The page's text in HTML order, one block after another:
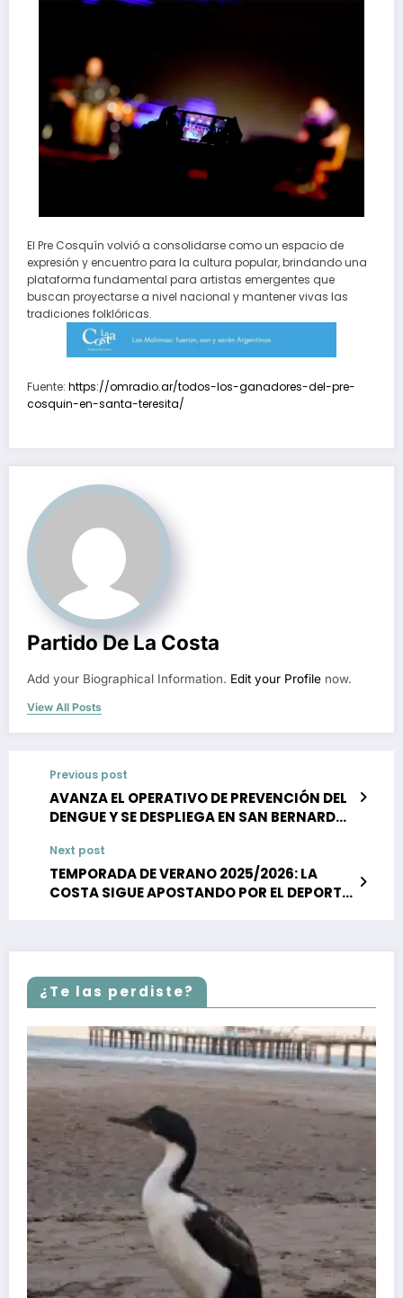
El Pre Cosquín volvió a consolidarse como un espacio de
expresión y encuentro para la cultura popular, brindando una
plataforma fundamental para artistas emergentes que
buscan proyectarse a nivel nacional y mantener vivas las
tradiciones folklóricas.
Fuente: https://omradio.ar/todos-los-ganadores-del-pre-
cosquin-en-santa-teresita/
Partido De La Costa
Add your Biographical Information. Edit your Profile now.
View All Posts
Previous post
AVANZA EL OPERATIVO DE PREVENCIÓN DEL
DENGUE Y SE DESPLIEGA EN SAN BERNARDO
Next post
TEMPORADA DE VERANO 2025/2026: LA
COSTA SIGUE APOSTANDO POR EL DEPORTE
¿Te las perdiste?